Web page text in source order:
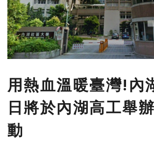
用熱血溫暖臺灣!內
日將於內湖高工舉
動